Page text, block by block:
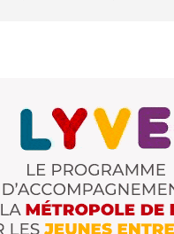
on sait bien que c’est
dissuader les gens et
le midi ahahaha
à 13 h 20 min